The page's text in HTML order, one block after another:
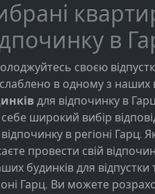
в
своєю
в одному з наших
для відпочинку в
широкий вибір
в регіоні Гарц.
провести свій
будинків для відпустки
Гарц, Ви можете